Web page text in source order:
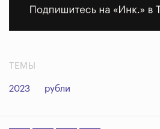
ТЕМЫ
2023 рубли